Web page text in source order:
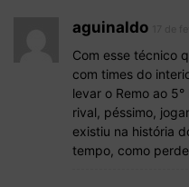
aguinaldo
Com esse técnico
com times do
levar o Remo ao
rival, péssimo,
existiu na história
tempo, como